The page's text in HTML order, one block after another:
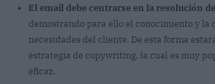
El email debe centrarse en la resolución
demostrando para ello el conocimiento y la
necesidades del cliente. De esta forma
estrategia de copywriting, la cual es muy
eficaz.